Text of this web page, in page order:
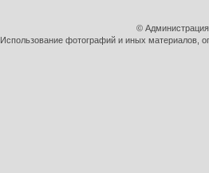
©
Использование фотографий и иных материалов,